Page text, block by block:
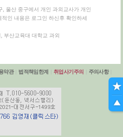
울산 중구에서 개인 과외교사가 개인
인 내용은 로그인 하신후 확인하세
부산교육대 대학교 과외
약관 법적책임한계 취업사기주의 주의사항